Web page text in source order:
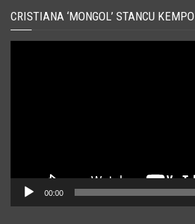
CRISTIANA ‘MONGOL’ STANCU KEMPO
00:00